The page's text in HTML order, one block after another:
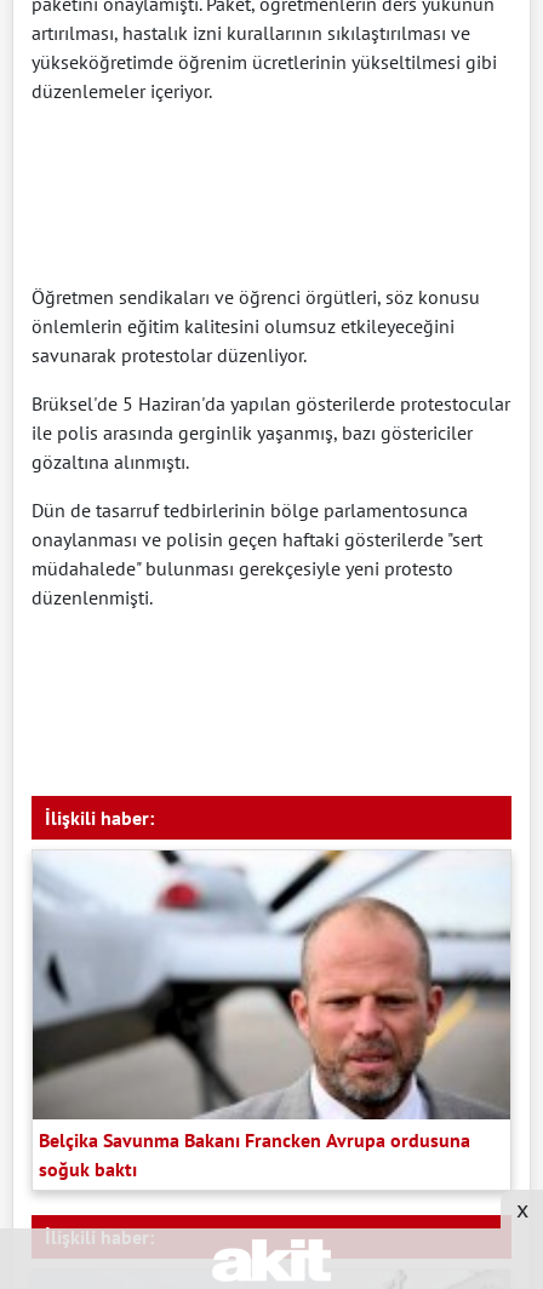
artırılması, hastalık izni kurallarının sıkılaştırılması ve
yükseköğretimde öğrenim ücretlerinin yükseltilmesi gibi
düzenlemeler içeriyor.
Öğretmen sendikaları ve öğrenci örgütleri, söz konusu
önlemlerin eğitim kalitesini olumsuz etkileyeceğini
savunarak protestolar düzenliyor.
Brüksel'de 5 Haziran'da yapılan gösterilerde protestocular
ile polis arasında gerginlik yaşanmış, bazı göstericiler
gözaltına alınmıştı.
Dün de tasarruf tedbirlerinin bölge parlamentosunca
onaylanması ve polisin geçen haftaki gösterilerde "sert
müdahalede" bulunması gerekçesiyle yeni protesto
düzenlenmişti.
İlişkili haber:
Belçika Savunma Bakanı Francken Avrupa ordusuna
soğuk baktı
İlişkili haber:
x